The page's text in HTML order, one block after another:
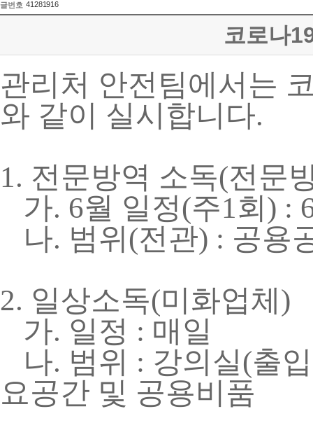
글번호 41281916
코로나
관리처 안전팀에서는
와 같이 실시합니다.
1. 전문방역 소독(전문
가. 6월 일정(주1회 ) :
나. 범위 (전관) : 공용
2. 일상소독(미화업체 )
가. 일정 : 매일
나. 범위 : 강의실(출
요공간 및 공용비품